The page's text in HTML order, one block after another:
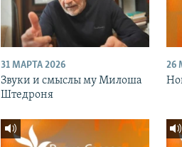
31 МАРТА 2026
Звуки и смыслы му Милоша
Штедроня
26